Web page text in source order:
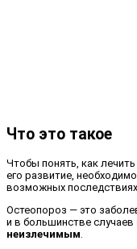
Что это такое
Чтобы понять, как
его развитие,
возможных
Остеопороз — это
и в большинстве случаев
неизлечимым